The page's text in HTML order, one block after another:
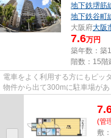
地下鉄堺筋
地下鉄谷町
大阪府大阪
7.6万円
築年数：築
階数：15階
電車をよく利用する方にもピッ
物件から出て300mに駐車場が
(管
敷